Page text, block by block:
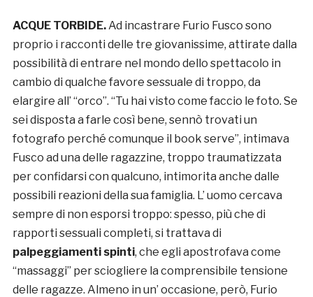
ACQUE TORBIDE.Ad incastrare Furio Fusco sono
proprio i racconti delle tre giovanissime, attirate dalla
possibilità di entrare nel mondo dello spettacolo in
cambio di qualche favore sessuale di troppo, da
elargire all’ “orco”. “Tu hai visto come faccio le foto. Se
sei disposta a farle così bene, sennò trovati un
fotografo perché comunque il book serve”, intimava
Fusco ad una delle ragazzine, troppo traumatizzata
per confidarsi con qualcuno, intimorita anche dalle
possibili reazioni della sua famiglia. L’ uomo cercava
sempre di non esporsi troppo: spesso, più che di
rapporti sessuali completi, si trattava di
palpeggiamenti spinti, che egli apostrofava come
“massaggi” per sciogliere la comprensibile tensione
delle ragazze. Almeno in un’ occasione, però, Furio